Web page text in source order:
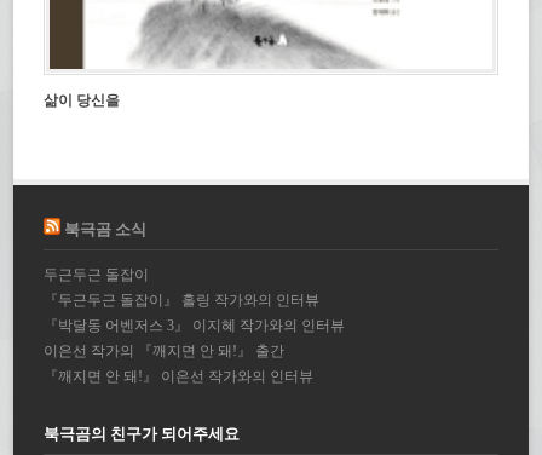
삶이 당신을
북극곰 소식
두근두근 돌잡이
『두근두근 돌잡이』 홀링 작가와의 인터뷰
『박달동 어벤저스 3』 이지혜 작가와의 인터뷰
이은선 작가의 『깨지면 안 돼!』 출간
『깨지면 안 돼!』 이은선 작가와의 인터뷰
북극곰의 친구가 되어주세요